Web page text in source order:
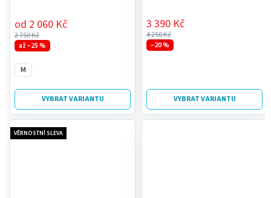
2 750 Kč
od 2 060 Kč
až –25 %
VYBRAT VARIANTU
M
4 250 Kč
3 390 Kč
–20 %
VYBRAT VARIANTU
VĚRNOSTNÍ SLEVA